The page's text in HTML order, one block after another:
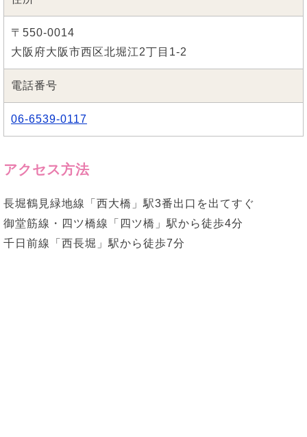
〒550-0014
大阪府大阪市西区北堀江2丁目1-2
電話番号
06-6539-0117
アクセス方法
長堀鶴見緑地線「西大橋」駅3番出口を出てすぐ
御堂筋線・四ツ橋線「四ツ橋」駅から徒歩4分
千日前線「西長堀」駅から徒歩7分